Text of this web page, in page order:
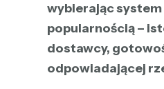
wybierając system
popularnością –
dostawcy,
odpowiadającej